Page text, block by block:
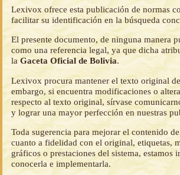
Lexivox ofrece esta publicación de normas
facilitar su identificación en la búsqueda
El presente documento, de ninguna manera
como una referencia legal, ya que dicha
laGaceta Oficial de Bolivia.
Lexivox procura mantener el texto original
embargo, si encuentra modificaciones o
respecto al texto original, sírvase
y lograr una mayor perfección en nuestras
Toda sugerencia para mejorar el contenido
cuanto a fidelidad con el original, etiquetas,
gráficos o prestaciones del sistema, estamos
conocerla e implementarla.